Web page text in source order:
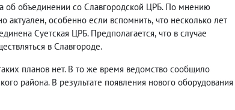
об объединении со Славгородской ЦРБ. По мнению
актуален, особенно если вспомнить, что несколько лет
Суетская ЦРБ. Предполагается, что в случае
в Славгороде.
планов нет. В то же время ведомство сообщило
района. В результате появления нового оборудования